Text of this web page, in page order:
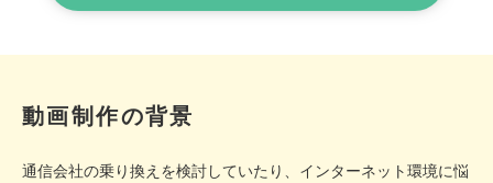
動画制作の背景
通信会社の乗り換えを検討していたり、インターネット環境に悩